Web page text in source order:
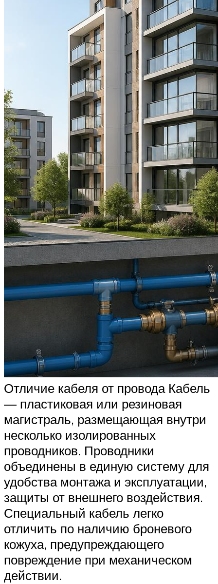
Отличие кабеля от провода Кабель
— пластиковая или резиновая
магистраль, размещающая внутри
несколько изолированных
проводников. Проводники
объединены в единую систему для
удобства монтажа и эксплуатации,
защиты от внешнего воздействия.
Специальный кабель легко
отличить по наличию броневого
кожуха, предупреждающего
повреждение при механическом
действии.